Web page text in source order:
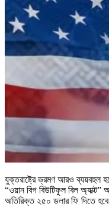
যুক্তরাষ্ট্রে ভ্রমণ আরও ব্যয়বহুল
“ওয়ান বিগ বিউটিফুল বিল অ্যাক্ট”
অতিরিক্ত ২৫০ ডলার ফি দিতে